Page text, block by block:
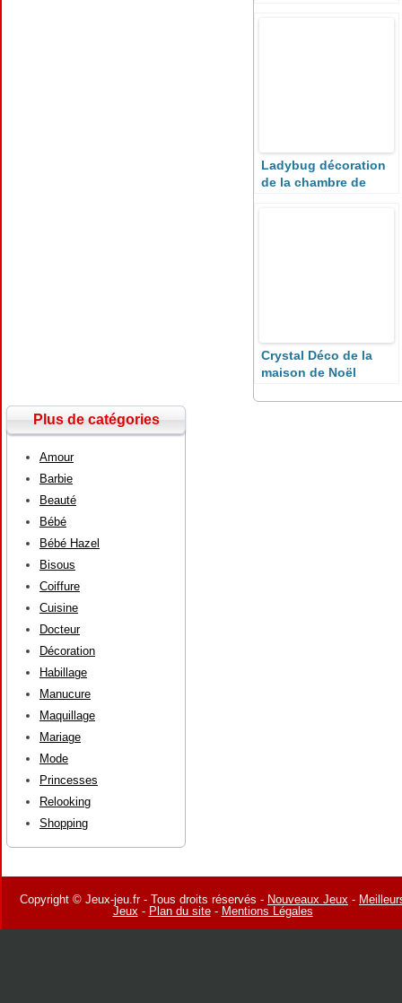
Ladybug décoration
de la chambre de
Crystal Déco de la
maison de Noël
Plus de catégories
Amour
Barbie
Beauté
Bébé
Bébé Hazel
Bisous
Coiffure
Cuisine
Docteur
Décoration
Habillage
Manucure
Maquillage
Mariage
Mode
Princesses
Relooking
Shopping
Copyright © Jeux-jeu.fr - Tous droits réservés - Nouveaux Jeux -
Jeux- Plan du site- Mentions Légales